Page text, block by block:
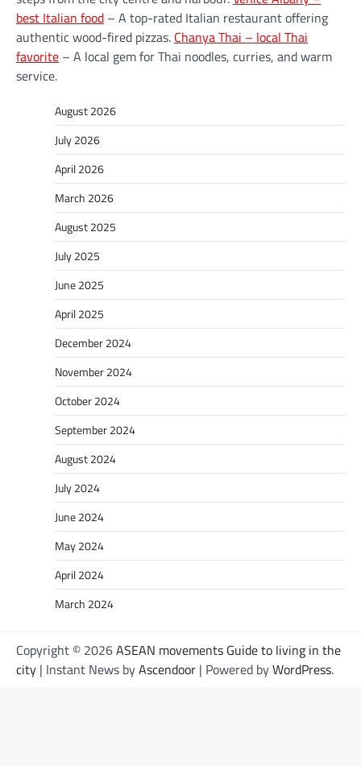
best Italian food – A top-rated Italian restaurant offering
authentic wood-fired pizzas. Chanya Thai – local Thai
favorite – A local gem for Thai noodles, curries, and warm
service.
August 2026
July 2026
April 2026
March 2026
August 2025
July 2025
June 2025
April 2025
December 2024
November 2024
October 2024
September 2024
August 2024
July 2024
June 2024
May 2024
April 2024
March 2024
Copyright © 2026ASEAN movements Guide to living in the
city | Instant News byAscendoor | Powered byWordPress.